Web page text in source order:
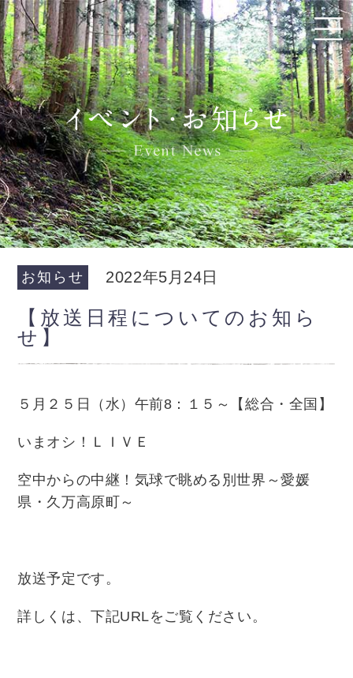
お知らせ 2022年5月24日
【放送日程についてのお知ら
せ】
５月２５日（水）午前8 ：１５～【総合・全国】
いまオシ！ＬＩＶＥ
空中からの中継！気球で眺める別世界～愛媛
県・久万高原町～
放送予定です。
詳しくは、下記URLをご覧ください。